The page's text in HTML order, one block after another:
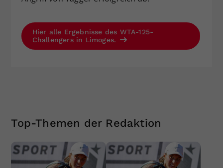
Hier alle Ergebnisse des WTA-125-
Challengers in Limoges.
Top-Themen der Redaktion